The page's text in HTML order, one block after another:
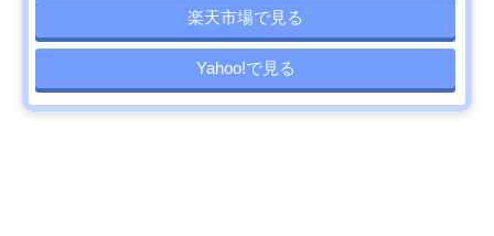
楽天市場で見る
Yahoo!で見る